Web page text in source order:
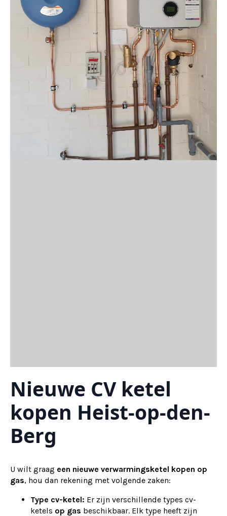
Nieuwe CV ketel
kopen Heist-op-den-
Berg
U wilt graag een nieuwe verwarmingsketel kopen op
gas, hou dan rekening met volgende zaken:
Type cv-ketel: Er zijn verschillende types cv-
ketels op gas beschikbaar. Elk type heeft zijn